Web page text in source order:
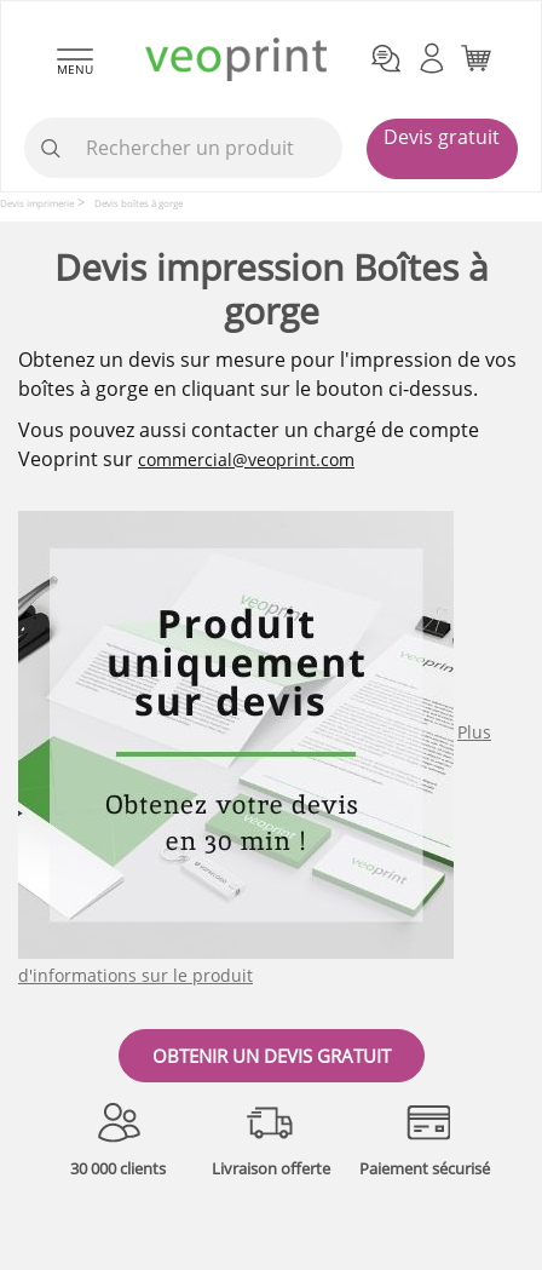
MENU
Devis gratuit
Devis imprimerie Devis boîtes à gorge
Devis impression Boîtes à
gorge
Obtenez un devis sur mesure pour l'impression de vos
boîtes à gorge en cliquant sur le bouton ci-dessus.
Vous pouvez aussi contacter un chargé de compte
Veoprint sur commercial@veoprint.com
Plus
d'informations sur le produit
OBTENIR UN DEVIS GRATUIT
30 000 clients Livraison offerte Paiement sécurisé